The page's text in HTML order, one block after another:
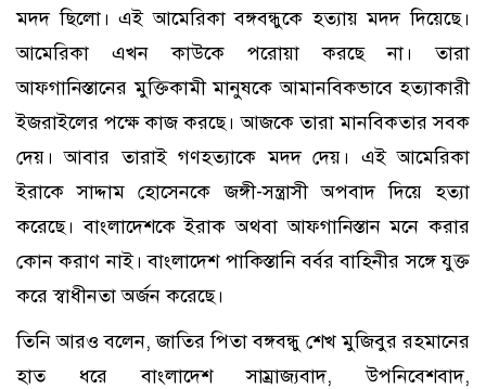
মদদ ছিলো। এই আমেরিকা বঙ্গবন্ধুকে হত্যায় মদদ দিয়েছে।
আমেরিকা এখন কাউকে পরোয়া করছে না। তারা
আফগানিস্তানের মুক্তিকামী মানুষকে আমানবিকভাবে হত্যাকারী
ইজরাইলের পক্ষে কাজ করছে। আজকে তারা মানবিকতার সবক
দেয়। আবার তারাই গণহত্যাকে মদদ দেয়। এই আমেরিকা
ইরাকে সাদ্দাম হোসেনকে জঙ্গী-সন্ত্রাসী অপবাদ দিয়ে হত্যা
করেছে। বাংলাদেশকে ইরাক অথবা আফগানিস্তান মনে করার
কোন করাণ নাই। বাংলাদেশ পাকিস্তানি বর্বর বাহিনীর সঙ্গে যুক্ত
করে স্বাধীনতা অর্জন করেছে।
তিনি আরও বলেন, জাতির পিতা বঙ্গবন্ধু শেখ মুজিবুর রহমানের
হাত ধরে বাংলাদেশ সাম্রাজ্যবাদ, উপনিবেশবাদ,